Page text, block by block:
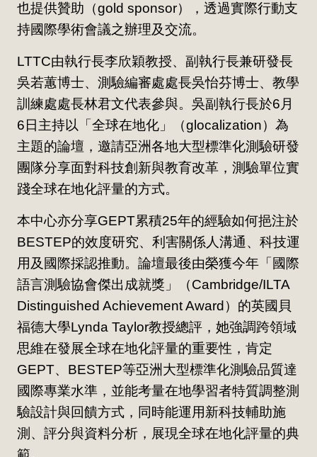
也提供贊助（gold sponsor），透過實際行動支
持國際學術會議之辦理及交流。
LTTC由執行長李欣穎教授、副執行長兼研發長
吳若蕙博士、測驗編審處處長吳怡芬博士、教學
訓練處處長林君文代表參與。吳副執行長於6月
6日主持以「全球在地化」（glocalization）為
主題的論壇，邀請亞洲各地大型標準化測驗研發
團隊分享面對科技創新與教育改革，測驗單位實
踐全球在地化評量的方式。
本中心亦分享GEPT累積25年的經驗如何挹注於
BESTEP的效度研究、利害關係人溝通、科技運
用及國際採認推動。論壇最後由榮獲今年「國際
語言測驗協會傑出成就獎」（Cambridge/ILTA
Distinguished Achievement Award）的英國貝
福德大學Lynda Taylor教授總評，她強調跨領域
思維在發展全球在地化評量的重要性，肯定
GEPT、BESTEP等亞洲大型標準化測驗品質達
國際專業水準，並能考量在地學習者特質調整測
驗設計與回饋方式，同時能運用新科技輔助施
測、評分與資料分析，展現全球在地化評量的典